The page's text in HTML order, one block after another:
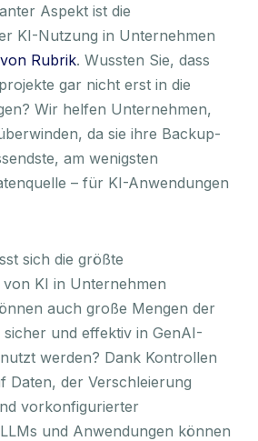
Aspekt ist die
KI-Nutzung in Unternehmen
Rubrik. Wussten Sie, dass
gar nicht erst in die
Wir helfen Unternehmen,
da sie ihre Backup-
am wenigsten
– für KI-Anwendungen
sich die größte
KI in Unternehmen
auch große Mengen der
und effektiv in GenAI-
werden? Dank Kontrollen
Daten, der Verschleierung
vorkonfigurierter
und Anwendungen können